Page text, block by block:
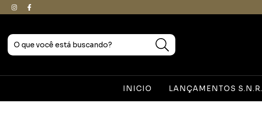
INICIO LANÇAMENTOS S.N.R.